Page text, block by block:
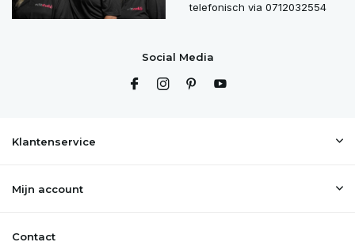
telefonisch via 0712032554
Social Media
Klantenservice
Mijn account
Contact